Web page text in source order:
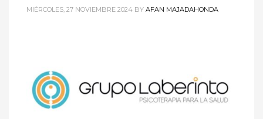
MIÉRCOLES, 27 NOVIEMBRE 2024 BY AFAN MAJADAHONDA